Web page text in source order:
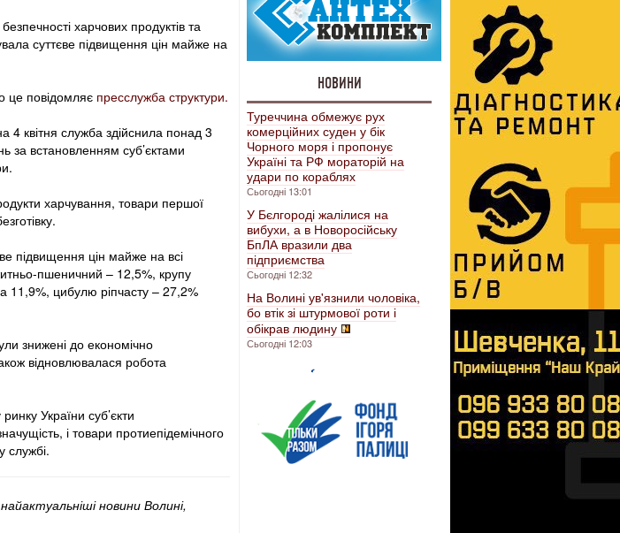
харчових продуктів та
суттєве підвищення цін майже на
це повідомляє пресслужба структури.
4 квітня служба здійснила понад 3
за встановленням суб’єктами
харчування, товари першої
підвищення цін майже на всі
пшеничний – 12,5%, крупу
11,9%, цибулю ріпчасту – 27,2%
знижені до економічно
відновлювалася робота
України суб’єкти
і товари протиепідемічного
службі.
новини Волині,
НОВИНИ
Туреччина обмежує рух
комерційних суден у бік
Чорного моря і пропонує
Україні та РФ мораторій на
удари по кораблях
Сьогодні 13:01
У Бєлгороді жалілися на
вибухи, а в Новоросійську
БпЛА вразили два
підприємства
Сьогодні 12:32
На Волині ув'язнили чоловіка,
бо втік зі штурмової роти і
обікрав людину
Сьогодні 12:03